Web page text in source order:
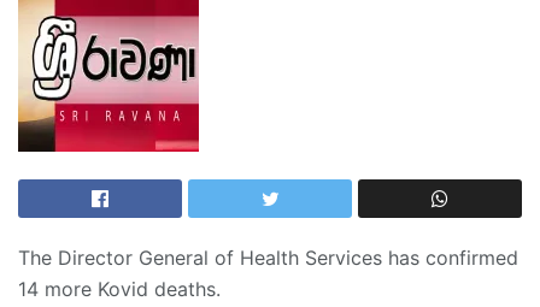
The Director General of Health Services has confirmed
14 more Kovid deaths.